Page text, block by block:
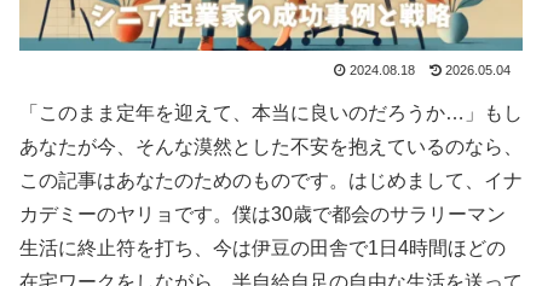
2024.08.18 2026.05.04
「このまま定年を迎えて、本当に良いのだろうか…」もし
あなたが今、そんな漠然とした不安を抱えているのなら、
この記事はあなたのためのものです。はじめまして、イナ
カデミーのヤリョです。僕は30歳で都会のサラリーマン
生活に終止符を打ち、今は伊豆の田舎で1日4時間ほどの